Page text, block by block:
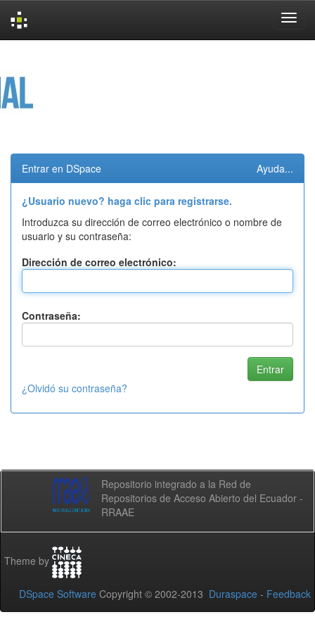
Entrar en DSpace Ayuda...
¿Usuario nuevo? haga clic para registrarse.
Introduzca su dirección de correo electrónico o nombre de
usuario y su contraseña:
Dirección de correo electrónico:
Contraseña:
¿Olvidó su contraseña?
Repositorio integrado a la Red de
Repositorios de Acceso Abierto del Ecuador -
RRAAE
Theme by
DSpace Software Copyright © 2002-2013 Duraspace - Feedback